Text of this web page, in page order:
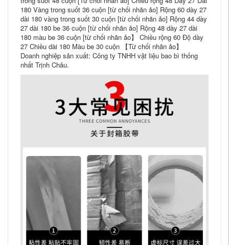
180 Vàng trong suốt 36 cuộn [từ chối nhãn ảo] Rộng 60 dày 27
dài 180 vàng trong suốt 30 cuộn [từ chối nhãn ảo] Rộng 44 dày
27 dài 180 be 36 cuộn [từ chối nhãn ảo] Rộng 48 dày 27 dài
180 màu be 36 cuộn [từ chối nhãn ảo】 Chiều rộng 60 Độ dày
27 Chiều dài 180 Màu be 30 cuộn 【Từ chối nhãn ảo】
Doanh nghiệp sản xuất: Công ty TNHH vật liệu bao bì thống
nhất Trịnh Châu.